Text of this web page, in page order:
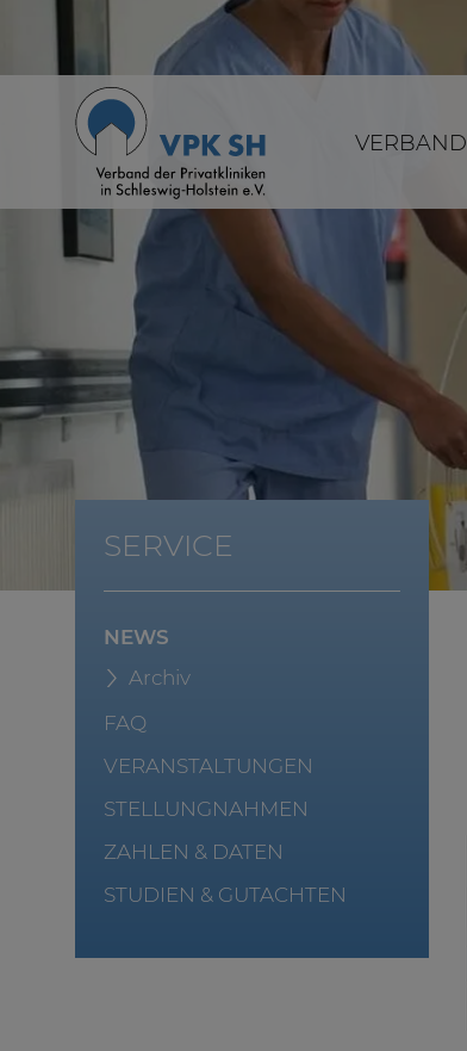
VERBAND
SERVICE
NEWS
Archiv
FAQ
VERANSTALTUNGEN
STELLUNGNAHMEN
ZAHLEN & DATEN
STUDIEN & GUTACHTEN